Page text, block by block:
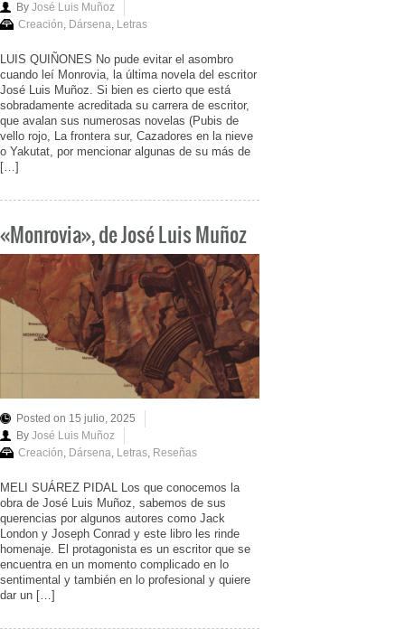
By José Luis Muñoz
Creación, Dársena, Letras
LUIS QUIÑONES No pude evitar el asombro
cuando leí Monrovia, la última novela del escritor
José Luis Muñoz. Si bien es cierto que está
sobradamente acreditada su carrera de escritor,
que avalan sus numerosas novelas (Pubis de
vello rojo, La frontera sur, Cazadores en la nieve
o Yakutat, por mencionar algunas de su más de
[…]
«Monrovia», de José Luis Muñoz
Posted on 15 julio, 2025
By José Luis Muñoz
Creación Dársena Letras Reseñas
MELI SUÁREZ PIDAL Los que conocemos la
obra de José Luis Muñoz, sabemos de sus
querencias por algunos autores como Jack
London y Joseph Conrad y este libro les rinde
homenaje. El protagonista es un escritor que se
encuentra en un momento complicado en lo
sentimental y también en lo profesional y quiere
dar un […]